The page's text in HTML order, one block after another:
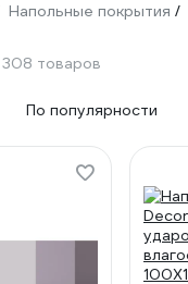
Напольные покрытия /
308 товаров
По популярности